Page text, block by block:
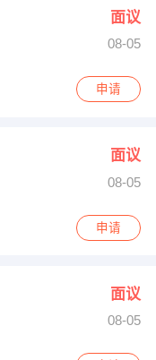
面议
08-05
申请
面议
08-05
申请
面议
08-05